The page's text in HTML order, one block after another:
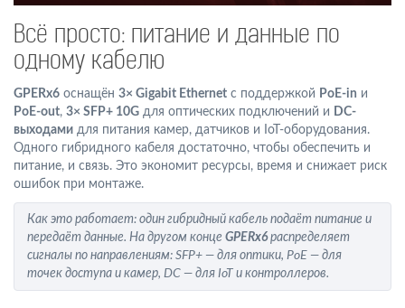
Всё просто: питание и данные по
одному кабелю
GPERx6 оснащён 3× Gigabit Ethernet с поддержкой PoE-in и
PoE-out, 3× SFP+ 10G для оптических подключений и DC-
выходами для питания камер, датчиков и IoT-оборудования.
Одного гибридного кабеля достаточно, чтобы обеспечить и
питание, и связь. Это экономит ресурсы, время и снижает риск
ошибок при монтаже.
Как это работает: один гибридный кабель подаёт питание и
передаёт данные. На другом конце GPERx6распределяет
сигналы по направлениям: SFP+ — для оптики, PoE — для
точек доступа и камер, DC — для IoT и контроллеров.